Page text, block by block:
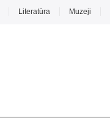
Literatūra Muzeji